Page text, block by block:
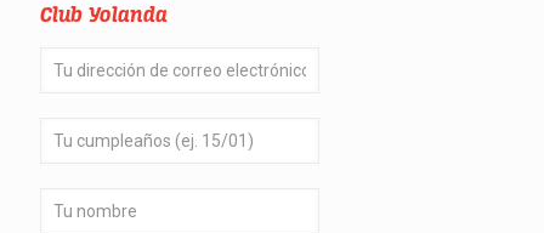
Club Yolanda